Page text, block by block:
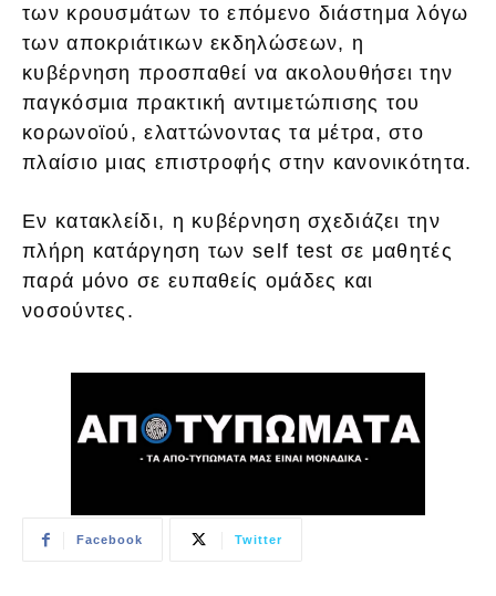
των κρουσμάτων το επόμενο διάστημα λόγω
των αποκριάτικων εκδηλώσεων, η
κυβέρνηση προσπαθεί να ακολουθήσει την
παγκόσμια πρακτική αντιμετώπισης του
κορωνοϊού, ελαττώνοντας τα μέτρα, στο
πλαίσιο μιας επιστροφής στην κανονικότητα.
Εν κατακλείδι, η κυβέρνηση σχεδιάζει την
πλήρη κατάργηση των self test σε μαθητές
παρά μόνο σε ευπαθείς ομάδες και
νοσούντες.
Facebook Twitter